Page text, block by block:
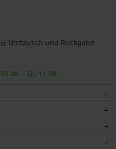
Umtausch und Rückgabe
- Di, 11.08.